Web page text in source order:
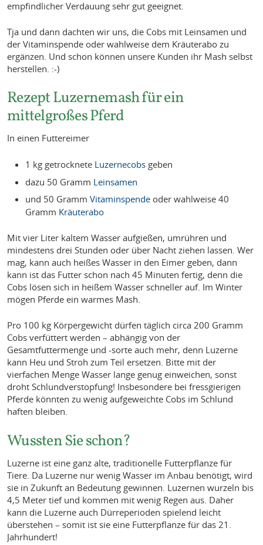
empfindlicher Verdauung sehr gut geeignet.
Tja und dann dachten wir uns, die Cobs mit Leinsamen und
der Vitaminspende oder wahlweise dem Kräuterabo zu
ergänzen. Und schon können unsere Kunden ihr Mash selbst
herstellen. :-)
Rezept Luzernemash für ein
mittelgroßes Pferd
In einen Futtereimer
1 kg getrocknete Luzernecobsgeben
dazu 50 Gramm Leinsamen
und 50 Gramm Vitaminspendeoder wahlweise 40
Gramm Kräuterabo
Mit vier Liter kaltem Wasser aufgießen, umrühren und
mindestens drei Stunden oder über Nacht ziehen lassen. Wer
mag, kann auch heißes Wasser in den Eimer geben, dann
kann ist das Futter schon nach 45 Minuten fertig, denn die
Cobs lösen sich in heißem Wasser schneller auf. Im Winter
mögen Pferde ein warmes Mash.
Pro 100 kg Körpergewicht dürfen täglich circa 200 Gramm
Cobs verfüttert werden – abhängig von der
Gesamtfuttermenge und -sorte auch mehr, denn Luzerne
kann Heu und Stroh zum Teil ersetzen. Bitte mit der
vierfachen Menge Wasser lange genug einweichen, sonst
droht Schlundverstopfung! Insbesondere bei fressgierigen
Pferde könnten zu wenig aufgeweichte Cobs im Schlund
haften bleiben.
Wussten Sie schon?
Luzerne ist eine ganz alte, traditionelle Futterpflanze für
Tiere. Da Luzerne nur wenig Wasser im Anbau benötigt, wird
sie in Zukunft an Bedeutung gewinnen. Luzernen wurzeln bis
4,5 Meter tief und kommen mit wenig Regen aus. Daher
kann die Luzerne auch Dürreperioden spielend leicht
überstehen – somit ist sie eine Futterpflanze für das 21.
Jahrhundert!